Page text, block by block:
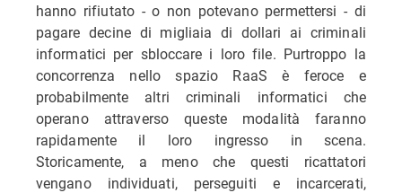
hanno rifiutato - o non potevano permettersi - di
pagare decine di migliaia di dollari ai criminali
informatici per sbloccare i loro file. Purtroppo la
concorrenza nello spazio RaaS è feroce e
probabilmente altri criminali informatici che
operano attraverso queste modalità faranno
rapidamente il loro ingresso in scena.
Storicamente, a meno che questi ricattatori
vengano individuati, perseguiti e incarcerati,